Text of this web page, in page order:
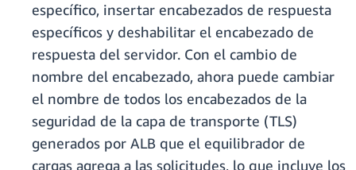
específico, insertar encabezados de respuesta
específicos y deshabilitar el encabezado de
respuesta del servidor. Con el cambio de
nombre del encabezado, ahora puede cambiar
el nombre de todos los encabezados de la
seguridad de la capa de transporte (TLS)
generados por ALB que el equilibrador de
cargas agrega a las solicitudes, lo que incluye los